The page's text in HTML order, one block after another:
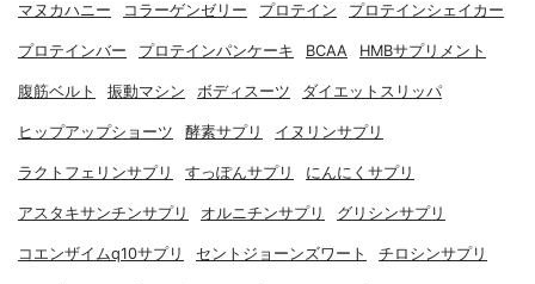
マヌカハニー コラーゲンゼリー プロテイン プロテインシェイカー
プロテインバー プロテインパンケーキ BCAA HMBサプリメント
腹筋ベルト 振動マシン ボディスーツ ダイエットスリッパ
ヒップアップショーツ 酵素サプリ イヌリンサプリ
ラクトフェリンサプリ すっぽんサプリ にんにくサプリ
アスタキサンチンサプリ オルニチンサプリ グリシンサプリ
コエンザイムq10サプリ セントジョーンズワート チロシンサプリ